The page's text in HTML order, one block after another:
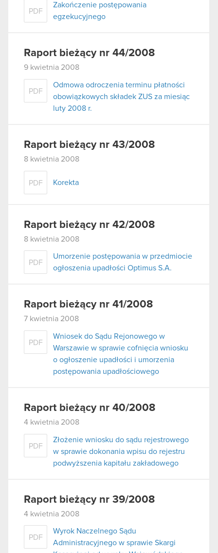
PDF
Zakończenie postępowania
egzekucyjnego
Raport bieżący nr 44/2008
9 kwietnia 2008
PDF
Odmowa odroczenia terminu płatności
obowiązkowych składek ZUS za miesiąc
luty 2008 r.
Raport bieżący nr 43/2008
8 kwietnia 2008
PDF Korekta
Raport bieżący nr 42/2008
8 kwietnia 2008
PDF
Umorzenie postępowania w przedmiocie
ogłoszenia upadłości Optimus S.A.
Raport bieżący nr 41/2008
7 kwietnia 2008
PDF
Wniosek do Sądu Rejonowego w
Warszawie w sprawie cofnięcia wniosku
o ogłoszenie upadłości i umorzenia
postępowania upadłościowego
Raport bieżący nr 40/2008
4 kwietnia 2008
PDF
Złożenie wniosku do sądu rejestrowego
w sprawie dokonania wpisu do rejestru
podwyższenia kapitału zakładowego
Raport bieżący nr 39/2008
4 kwietnia 2008
PDF
Wyrok Naczelnego Sądu
Administracyjnego w sprawie Skargi